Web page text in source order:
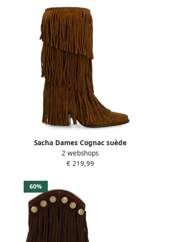
Sacha Dames Cognac suède
cowboylaarzen met franjes
2 webshops
€ 219,99
60%